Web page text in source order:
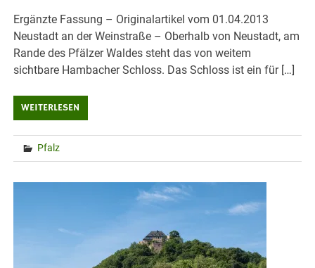
Ergänzte Fassung – Originalartikel vom 01.04.2013
Neustadt an der Weinstraße – Oberhalb von Neustadt, am
Rande des Pfälzer Waldes steht das von weitem
sichtbare Hambacher Schloss. Das Schloss ist ein für […]
WEITERLESEN
Pfalz